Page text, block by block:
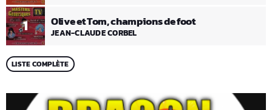
1 Olive et Tom, champions de foot
JEAN-CLAUDE CORBEL
LISTE COMPLÈTE